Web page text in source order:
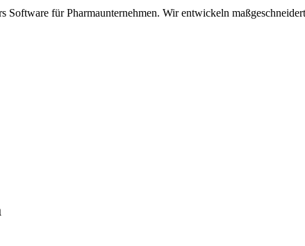
für Pharmaunternehmen. Wir entwickeln